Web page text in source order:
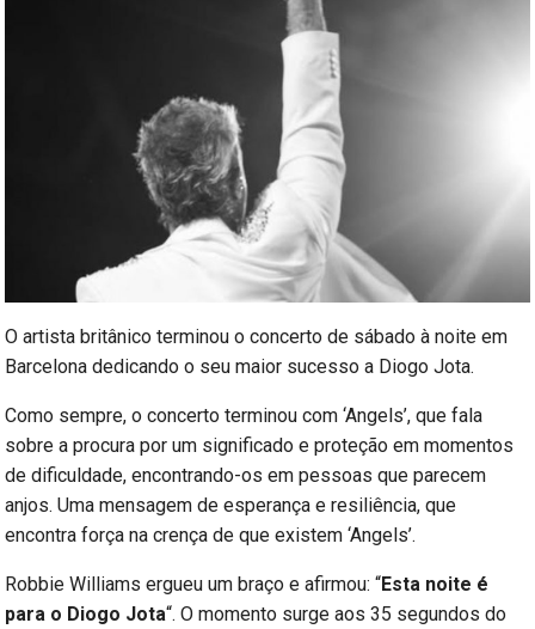
O artista britânico terminou o concerto de sábado à noite em
Barcelona dedicando o seu maior sucesso a Diogo Jota.
Como sempre, o concerto terminou com ‘Angels’, que fala
sobre a procura por um significado e proteção em momentos
de dificuldade, encontrando-os em pessoas que parecem
anjos. Uma mensagem de esperança e resiliência, que
encontra força na crença de que existem ‘Angels’.
Robbie Williams ergueu um braço e afirmou: “Esta noite é
para o Diogo Jota“. O momento surge aos 35 segundos do